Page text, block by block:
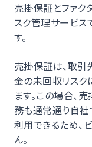
売掛保証とファク
スク管理サービス
す。
売掛保証は、取
金の未回収リスク
ます。この場合、
務も通常通り自社
利用できるため、
ん。